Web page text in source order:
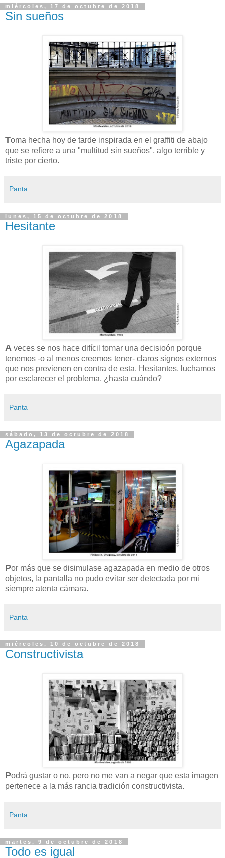
miércoles, 17 de octubre de 2018
Sin sueños
Toma hecha hoy de tarde inspirada en el graffiti de abajo
que se refiere a una "multitud sin sueños", algo terrible y
triste por cierto.
Panta
lunes, 15 de octubre de 2018
Hesitante
A veces se nos hace difícil tomar una decisioón porque
tenemos -o al menos creemos tener- claros signos externos
que nos previenen en contra de esta. Hesitantes, luchamos
por esclarecer el problema, ¿hasta cuándo?
Panta
sábado, 13 de octubre de 2018
Agazapada
Por más que se disimulase agazapada en medio de otros
objetos, la pantalla no pudo evitar ser detectada por mi
siempre atenta cámara.
Panta
miércoles, 10 de octubre de 2018
Constructivista
Podrá gustar o no, pero no me van a negar que esta imagen
pertenece a la más rancia tradición constructivista.
Panta
martes, 9 de octubre de 2018
Todo es igual